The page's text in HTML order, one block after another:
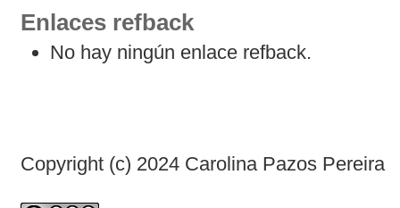
Enlaces refback
No hay ningún enlace refback.
Copyright (c) 2024 Carolina Pazos Pereira